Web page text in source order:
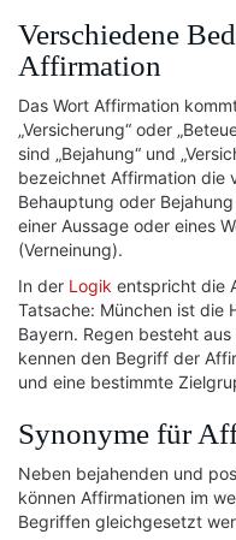
Verschiedene
Affirmation
Das Wort Affirmation
„Versicherung“ oder
sind „Bejahung“ und
bezeichnet Affirmation die
Behauptung oder
einer Aussage oder eines
(Verneinung).
In der Logik entspricht die
Tatsache: München ist die
Bayern. Regen besteht
kennen den Begriff der
und eine bestimmte
Synonyme für
Neben bejahenden und
können Affirmationen im
Begriffen gleichgesetzt